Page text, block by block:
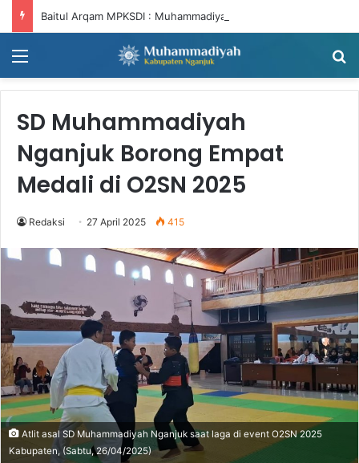
Menu
SD Muhammadiyah
Nganjuk Borong Empat
Medali di O2SN 2025
Redaksi 27 April 2025 415
Atlit asal SD Muhammadiyah Nganjuk saat laga di event O2SN 2025
Kabupaten, (Sabtu, 26/04/2025)